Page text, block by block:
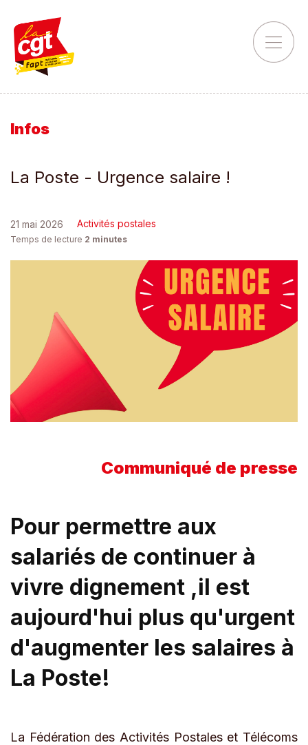
Infos
La Poste - Urgence salaire !
21 mai 2026 Activités postales
Temps de lecture 2 minutes
Communiqué de presse
Pour permettre aux
salariés de continuer à
vivre dignement ,il est
aujourd'hui plus qu'urgent
d'augmenter les salaires à
La Poste!
La Fédération des Activités Postales et Télécoms